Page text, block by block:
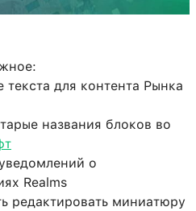
для контента Рынка
названия блоков во
о
Realms
редактировать миниатюру